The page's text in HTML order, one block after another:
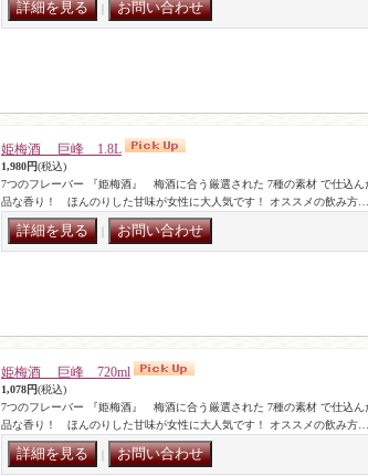
姫梅酒 巨峰 1.8L
1,980円(税込)
7つのフレーバー 『姫梅酒』 梅酒に合う厳選された 7種の素材 で仕込ん
品な香り！ ほんのりした甘味が女性に大人気です！ オススメの飲み方…
姫梅酒 巨峰 720ml
1,078円(税込)
7つのフレーバー 『姫梅酒』 梅酒に合う厳選された 7種の素材 で仕込ん
品な香り！ ほんのりした甘味が女性に大人気です！ オススメの飲み方…